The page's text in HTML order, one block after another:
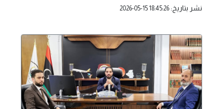
نشر بتاريخ: 2026-05-15 18:45:26